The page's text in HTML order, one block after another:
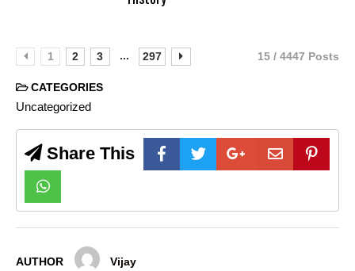
1 2 3 ... 297 15 / 4447 Posts
CATEGORIES
Uncategorized
Share This
AUTHOR Vijay